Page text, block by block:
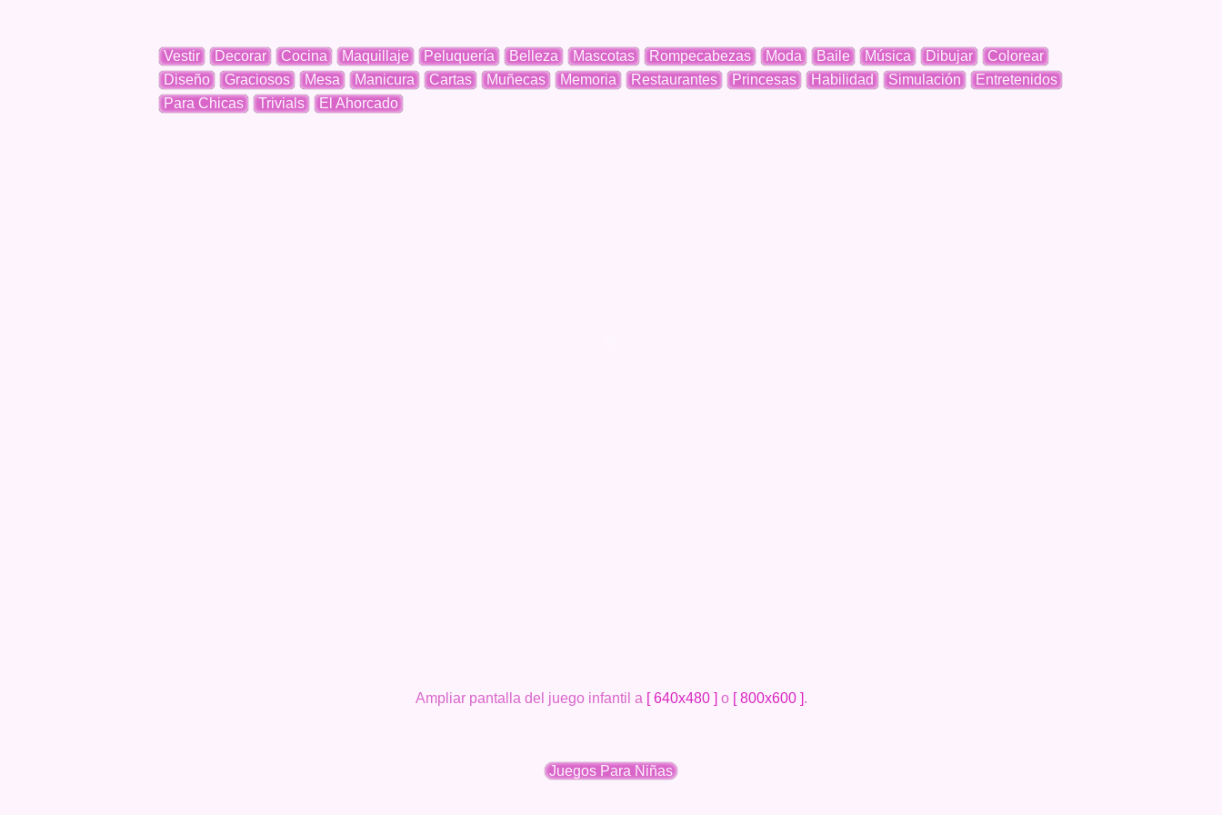
Vestir Decorar Cocina Maquillaje Peluquería Belleza Mascotas Rompecabezas Moda Baile Música Dibujar
Colorear
Diseño
Graciosos Mesa Manicura Cartas Muñecas Memoria Restaurantes Princesas Habilidad Simulación
Entretenidos
Para Chicas
Trivials El Ahorcado
Ampliar pantalla del juego infantil a [ 640x480 ] o [ 800x600 ].
Juegos Para Niñas